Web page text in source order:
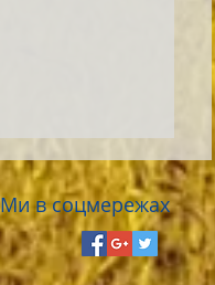
Ми в соцмережах